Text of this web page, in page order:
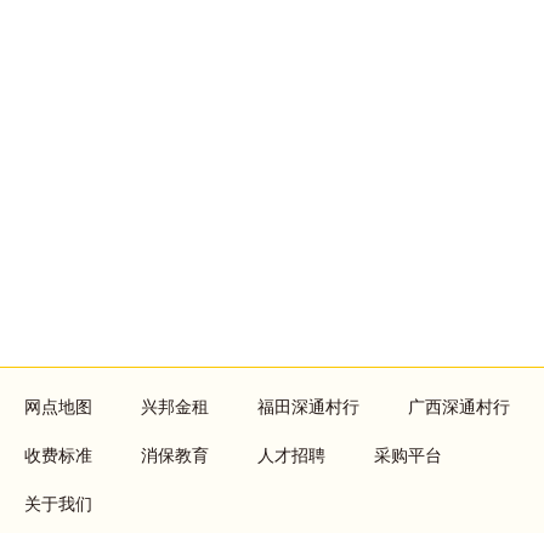
Footer
menu
网点地图 兴邦金租 福田深通村行 广西深通村行
收费标准 消保教育 人才招聘 采购平台
关于我们